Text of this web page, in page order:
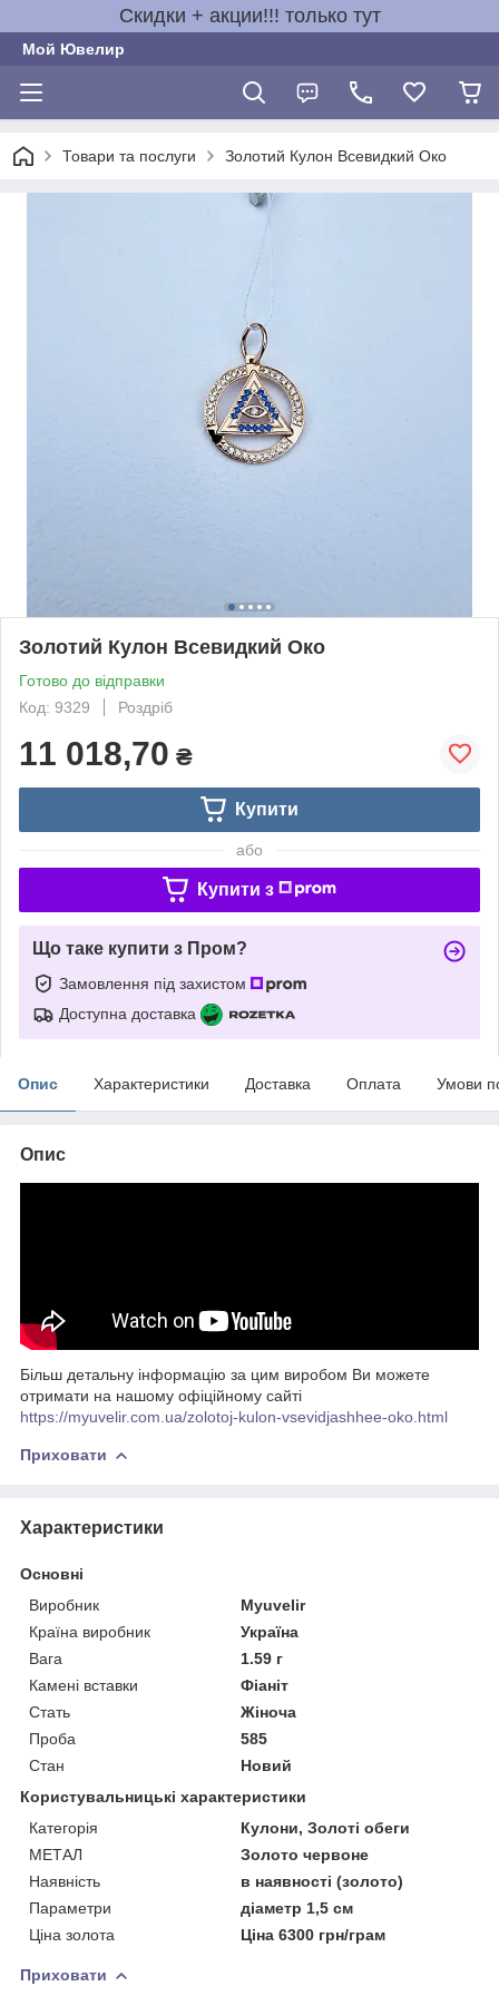
Скидки + акции!!! только тут
Мой Ювелир
Товари та послуги Золотий Кулон Всевидкий Око
Золотий Кулон Всевидкий Око
Готово до відправки
Код: 9329
Роздріб
11 018,70 ₴
Купити
або
Купити з
Що таке купити з Пром?
Замовлення під захистом
Доступна доставка
Опис Характеристики Доставка Оплата Умови
Опис
Більш детальну інформацію за цим виробом Ви можете
отримати на нашому офіційному сайті
https://myuvelir.com.ua/zolotoj-kulon-vsevidjashhee-oko.html
Приховати
Характеристики
Основні
Виробник
Myuvelir
Країна виробник
Україна
Вага
1.59 г
Камені вставки
Фіаніт
Стать
Жіноча
Проба
585
Стан
Новий
Користувальницькі характеристики
Категорія
Кулони, Золоті обеги
МЕТАЛ
Золото червоне
Наявність
в наявності (золото)
Параметри
діаметр 1,5 см
Ціна золота
Ціна 6300 грн/грам
Приховати